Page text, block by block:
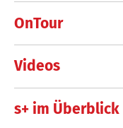
OnTour
Videos
s+ im Überblick